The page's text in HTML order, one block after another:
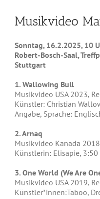
Musikvideo
Sonntag, 16.2.2025, 10
Robert-Bosch-Saal,
Stuttgart
1. Wallowing Bull
Musikvideo USA 2023,
Künstler: Christian
Angabe, Sprache:
2. Arnaq
Musikvideo Kanada
Künstlerin: Elisapie, 3:50
3. One World (We Are
Musikvideo USA 2019,
Künstler*innen:Taboo,